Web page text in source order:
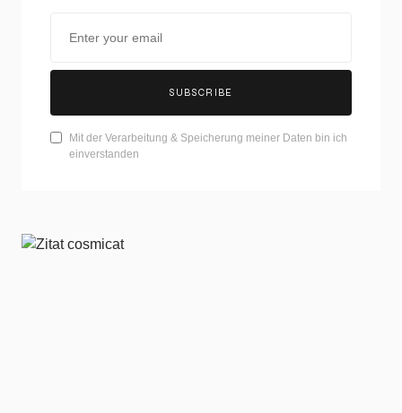
SUBSCRIBE
Mit der Verarbeitung & Speicherung meiner Daten bin ich
einverstanden